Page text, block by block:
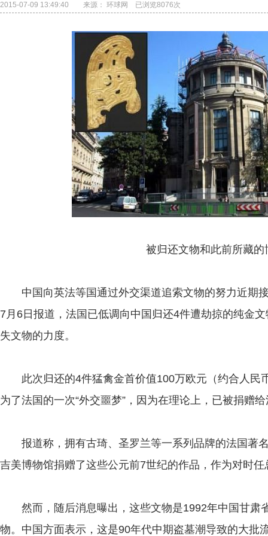
2015-07-09 13:49:40 来源： 环球网 已浏览8076次
被归还文物和此前所藏的
中国向英法等国通过外交渠道追索文物的努力近期
7月6日报道，法国已低调向中国归还4件遭劫掠的纯金
失文物的力度。
此次归还的4件猛禽金首价值100万欧元（约合人民
为了法国的一次“外交噩梦”，因为在理论上，已被捐赠
报道称，拥有古琦、圣罗兰等一系列品牌的法国著
吉美博物馆捐赠了这些公元前7世纪的作品，作为对时
然而，随后消息曝出，这些文物是1992年中国甘肃
物。中国方面表示，这是90年代中期盗墓潮导致的大批